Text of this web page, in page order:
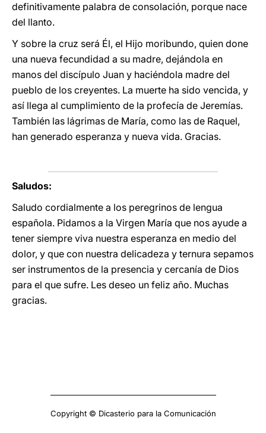
definitivamente palabra de consolación, porque nace
del llanto.
Y sobre la cruz será Él, el Hijo moribundo, quien done
una nueva fecundidad a su madre, dejándola en
manos del discípulo Juan y haciéndola madre del
pueblo de los creyentes. La muerte ha sido vencida, y
así llega al cumplimiento de la profecía de Jeremías.
También las lágrimas de María, como las de Raquel,
han generado esperanza y nueva vida. Gracias.
Saludos:
Saludo cordialmente a los peregrinos de lengua
española. Pidamos a la Virgen María que nos ayude a
tener siempre viva nuestra esperanza en medio del
dolor, y que con nuestra delicadeza y ternura sepamos
ser instrumentos de la presencia y cercanía de Dios
para el que sufre. Les deseo un feliz año. Muchas
gracias.
Copyright © Dicasterio para la Comunicación